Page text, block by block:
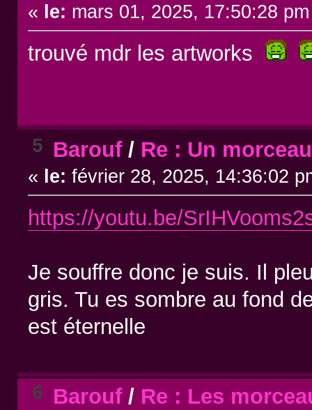
« le: mars 01, 2025, 17:50:28
trouvé mdr les artworks
5 Barouf/ Re : Un
« le: février 28, 2025, 14:36:02
https://youtu.be/
Je souffre donc je suis. Il
gris. Tu es sombre au fond
est éternelle
6 Barouf/ Re : Les